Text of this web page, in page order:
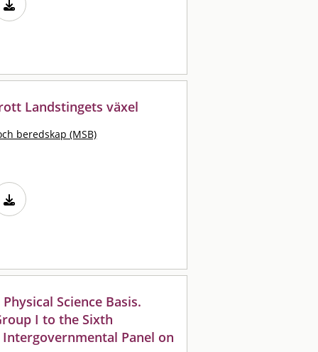
Landstingets växel
beredskap (MSB)
Science Basis.
I to the Sixth
Panel on